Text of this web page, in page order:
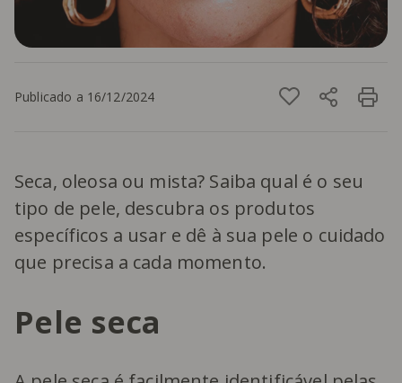
Publicado a 16/12/2024
Seca, oleosa ou mista? Saiba qual é o seu
tipo de pele, descubra os produtos
específicos a usar e dê à sua pele o cuidado
que precisa a cada momento.
Pele seca